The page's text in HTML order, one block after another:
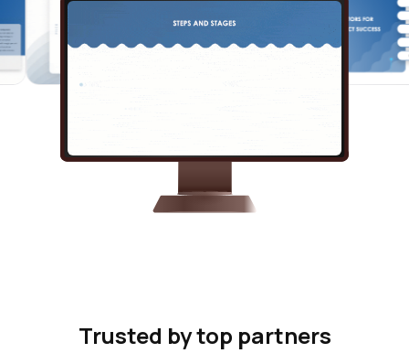
Trusted by top partners